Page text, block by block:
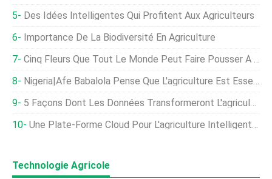
Des Idées Intelligentes Qui Profitent Aux Agriculteurs
Importance De La Biodiversité En Agriculture
Cinq Fleurs Que Tout Le Monde Peut Faire Pousser À Partir De Graines
Nigeria|Afe Babalola Pense Que L'agriculture Est Essentielle À La Grandeur Du Nigeria
5 Façons Dont Les Données Transformeront L'agriculture Mondiale
Une Plate-Forme Cloud Pour L'agriculture Intelligente À La Fois Mondiale Et Locale
Technologie Agricole